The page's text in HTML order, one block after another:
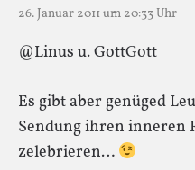
26. Januar 2011 um 20:33 Uhr
@Linus u. GottGott
Es gibt aber genüged
Sendung ihren inneren
zelebrieren…